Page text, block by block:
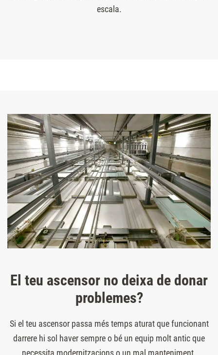
escala.
El teu ascensor no deixa de donar
problemes?
Si el teu ascensor passa més temps aturat que funcionant
darrere hi sol haver sempre o bé un equip molt antic que
necessita modernitzacions o un mal manteniment.